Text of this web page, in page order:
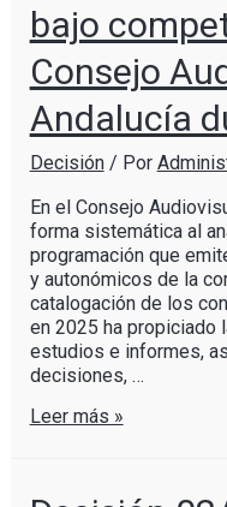
bajo
Consejo
Andalucía
Decisión/ Por
En el Consejo
forma sistemática al
programación que
y autonómicos de la
catalogación de los
en 2025 ha propiciado
estudios e informes,
decisiones, …
Leer más »